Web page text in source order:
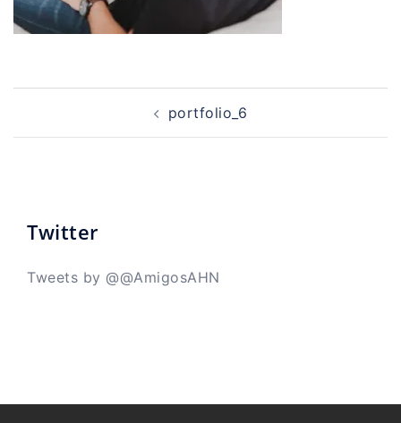
Navegación
entradas
portfolio_6
Twitter
Tweets by @@AmigosAHN